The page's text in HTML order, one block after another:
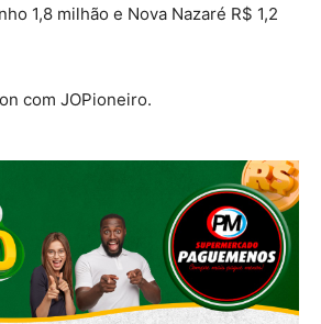
1,8 milhão e Nova Nazaré R$ 1,2
com JOPioneiro.